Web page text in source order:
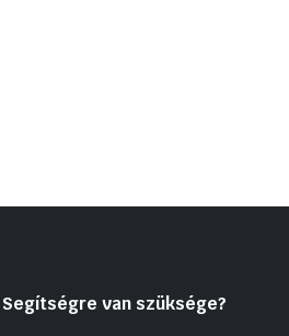
Segítségre van szüksége?